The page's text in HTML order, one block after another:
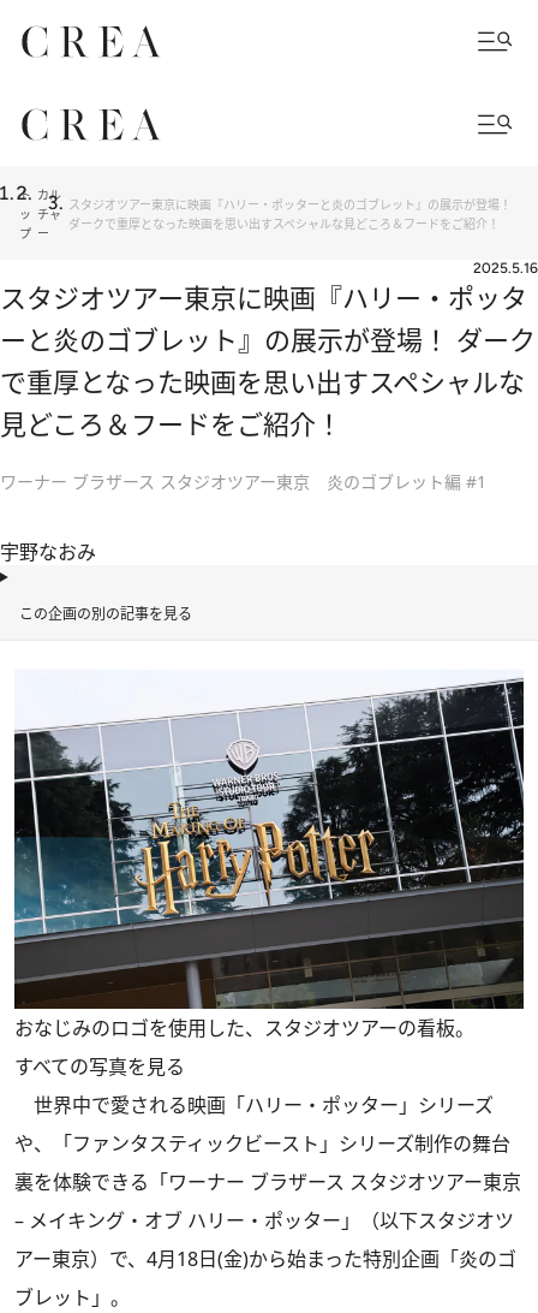
ト
ッ
プ
カル
チャ
ー
スタジオツアー東京に映画『ハリー・ポッターと炎のゴブレット』の展示が登場！
ダークで重厚となった映画を思い出すスペシャルな見どころ＆フードをご紹介！
2025.5.16
スタジオツアー東京に映画『ハリー・ポッタ
ーと炎のゴブレット』の展示が登場！ ダーク
で重厚となった映画を思い出すスペシャルな
見どころ＆フードをご紹介！
ワーナー ブラザース スタジオツアー東京 炎のゴブレット編 #1
宇野なおみ
この企画の別の記事を見る
おなじみのロゴを使用した、スタジオツアーの看板。
すべての写真を見る
世界中で愛される映画「ハリー・ポッター」シリーズ
や、「ファンタスティックビースト」シリーズ制作の舞台
裏を体験できる「ワーナー ブラザース スタジオツアー東京
– メイキング・オブ ハリー・ポッター」（以下スタジオツ
アー東京）で、4月18日(金)から始まった特別企画「炎のゴ
ブレット」。